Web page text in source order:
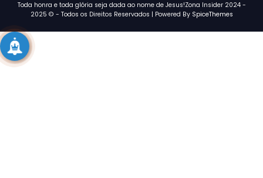
Toda honra e toda glória seja dada ao nome de Jesus!Zona Insider 2024 -
2025 © - Todos os Direitos Reservados | Powered By SpiceThemes